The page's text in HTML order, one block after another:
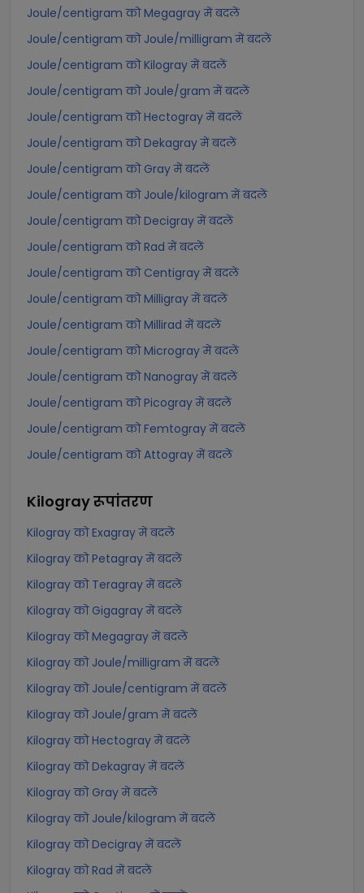
Joule/centigram को Megagray में बदलें
Joule/centigram को Joule/milligram में बदलें
Joule/centigram को Kilogray में बदलें
Joule/centigram को Joule/gram में बदलें
Joule/centigram को Hectogray में बदलें
Joule/centigram को Dekagray में बदलें
Joule/centigram को Gray में बदलें
Joule/centigram को Joule/kilogram में बदलें
Joule/centigram को Decigray में बदलें
Joule/centigram को Rad में बदलें
Joule/centigram को Centigray में बदलें
Joule/centigram को Milligray में बदलें
Joule/centigram को Millirad में बदलें
Joule/centigram को Microgray में बदलें
Joule/centigram को Nanogray में बदलें
Joule/centigram को Picogray में बदलें
Joule/centigram को Femtogray में बदलें
Joule/centigram को Attogray में बदलें
Kilograyरूपांतरण
Kilogray को Exagray में बदलें
Kilogray को Petagray में बदलें
Kilogray को Teragray में बदलें
Kilogray को Gigagray में बदलें
Kilogray को Megagray में बदलें
Kilogray को Joule/milligram में बदलें
Kilogray को Joule/centigram में बदलें
Kilogray को Joule/gram में बदलें
Kilogray को Hectogray में बदलें
Kilogray को Dekagray में बदलें
Kilogray को Gray में बदलें
Kilogray को Joule/kilogram में बदलें
Kilogray को Decigray में बदलें
Kilogray को Rad में बदलें